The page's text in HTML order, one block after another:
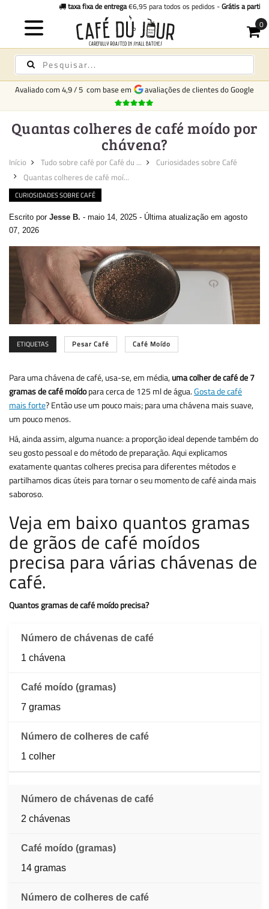
taxa fixa de entrega€6,95 para todos os pedidos - Grátis a partir de €250
Avaliado com 4,9/5 com base em avaliações de clientes do Google
Quantas colheres de café moído por
chávena?
Início Tudo sobre café por Café du ...
Curiosidades sobre Café
Quantas colheres de café moí...
CURIOSIDADES SOBRE CAFÉ
Escrito por Jesse B. - maio 14, 2025 - Última atualização em agosto
07, 2026
ETIQUETAS Pesar Café Café Moído
Para uma chávena de café, usa-se, em média,uma colher de café de 7
gramas de café moídopara cerca de 125 ml de água.Gosta de café
mais forte? Então use um pouco mais; para uma chávena mais suave,
um pouco menos.
Há, ainda assim, alguma nuance: a proporção ideal depende também do
seu gosto pessoal e do método de preparação. Aqui explicamos
exatamente quantas colheres precisa para diferentes métodos e
partilhamos dicas úteis para tornar o seu momento de café ainda mais
saboroso.
Veja em baixo quantos gramas
de grãos de café moídos
precisa para várias chávenas de
café.
Quantos gramas de café moído precisa?
1 chávena
7 gramas
1 colher
2 chávenas
14 gramas